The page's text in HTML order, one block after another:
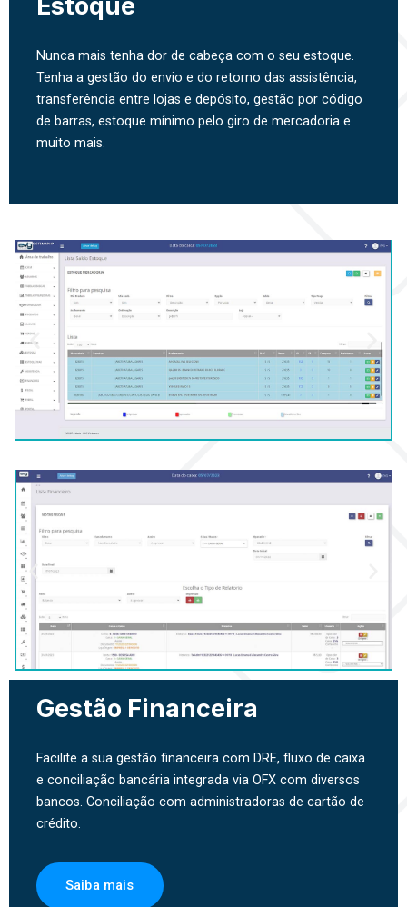
Estoque
Nunca mais tenha dor de cabeça com o seu estoque.
Tenha a gestão do envio e do retorno das assistência,
transferência entre lojas e depósito, gestão por código
de barras, estoque mínimo pelo giro de mercadoria e
muito mais.
Gestão Financeira
Facilite a sua gestão financeira com DRE, fluxo de caixa
e conciliação bancária integrada via OFX com diversos
bancos. Conciliação com administradoras de cartão de
crédito.
Saiba mais